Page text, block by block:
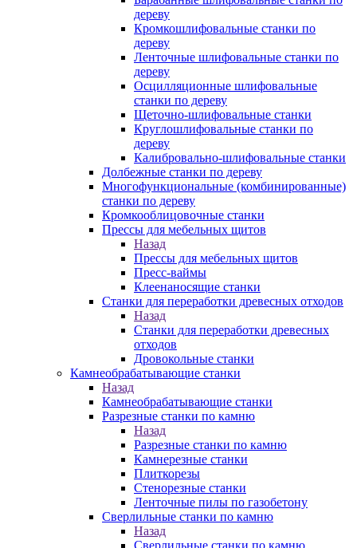
дереву
Кромкошлифовальные станки по
дереву
Ленточные шлифовальные станки по
дереву
Осцилляционные шлифовальные
станки по дереву
Щеточно-шлифовальные станки
Круглошлифовальные станки по
дереву
Калибровально-шлифовальные станки
Долбежные станки по дереву
Многофункциональные (комбинированные)
станки по дереву
Кромкооблицовочные станки
Прессы для мебельных щитов
Назад
Прессы для мебельных щитов
Пресс-ваймы
Клеенаносящие станки
Станки для переработки древесных отходов
Назад
Станки для переработки древесных
отходов
Дровокольные станки
Камнеобрабатывающие станки
Назад
Камнеобрабатывающие станки
Разрезные станки по камню
Назад
Разрезные станки по камню
Камнерезные станки
Плиткорезы
Стенорезные станки
Ленточные пилы по газобетону
Сверлильные станки по камню
Назад
Сверлильные станки по камню